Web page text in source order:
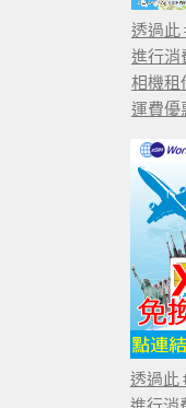
透過此
進行消
相機租
運費優
透過此